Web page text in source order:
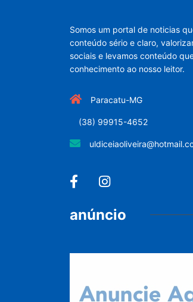
Somos um portal de noticias
conteúdo sério e claro,
sociais e levamos conteúdo
conhecimento ao nosso leitor.
Paracatu-MG
(38) 99915-4652
anúncio